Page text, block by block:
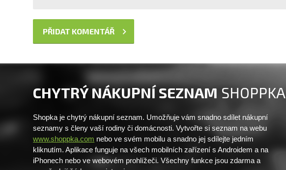
CHYTRÝ NÁKUPNÍ SEZNAM SHOPPKA
Shopka je chytrý nákupní seznam. Umožňuje vám snadno sdílet nákupní
seznamy s členy vaší rodiny či domácnosti. Vytvořte si seznam na webu
www.shoppka.com nebo ve svém mobilu a snadno jej sdílejte jedním
kliknutím. Aplikace funguje na všech mobilních zařízení s Androidem a na
iPhonech nebo ve webovém prohlížeči. Všechny funkce jsou zdarma a